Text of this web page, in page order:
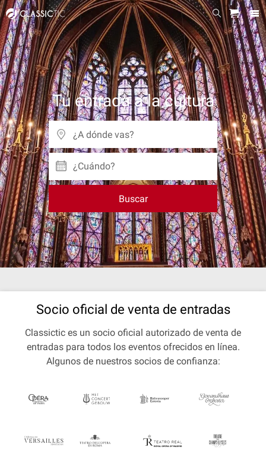
Tu entrada a la cultura
¿Cuándo?
Buscar
Socio oficial de venta de entradas
Classictic es un socio oficial autorizado de venta de
entradas para todos los eventos ofrecidos en línea.
Algunos de nuestros socios de confianza: